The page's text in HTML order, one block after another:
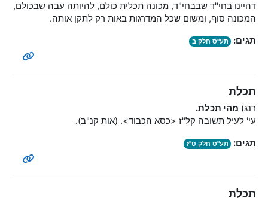
דהיינו בחי"ד שבבחי"ד, מכונה תכלית כולם, להיותה עבה שבכולם,
המכונה סוף, ומשום שכל המדרגות באות רק לתקן אותה.
תגים: תע"ס חלק ב
תכלת
רנג) מהי תכלת.
עי' לעיל תשובה קל"ז <כסא הכבוד>. (אות קנ"ב).
תגים: תע"ס חלק ט"ז
תכלת